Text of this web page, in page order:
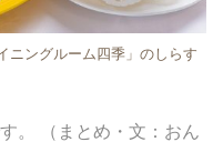
ニングルーム四季」のしらす
。 （まとめ・文：おん